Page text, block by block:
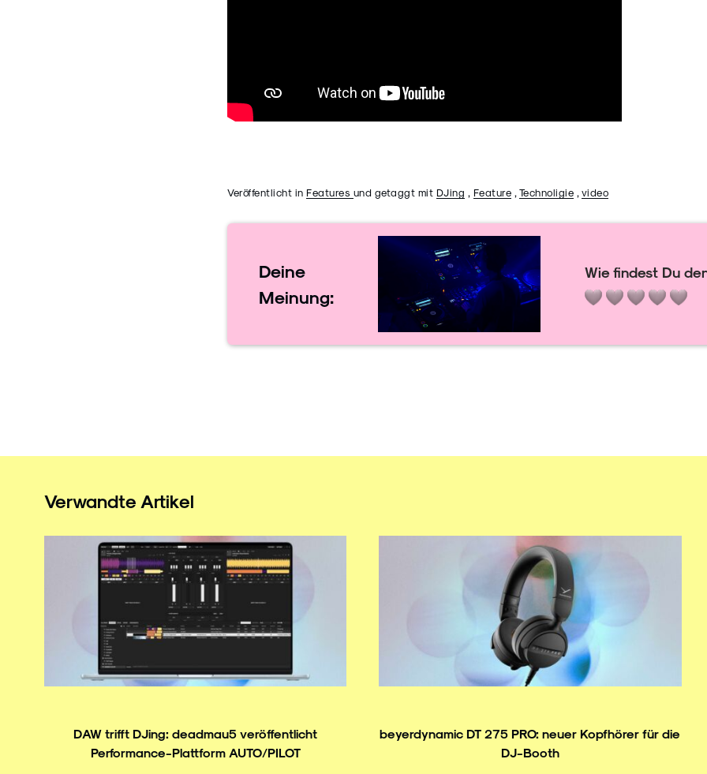
Veröffentlicht in Features und getaggt mit DJing Feature Technoligie video
Deine
Meinung:
Wie findest Du
Verwandte Artikel
DAW trifft DJing: deadmau5 veröffentlicht
Performance-Plattform AUTO/PILOT
beyerdynamic DT 275 PRO: neuer Kopfhörer für die
DJ-Booth